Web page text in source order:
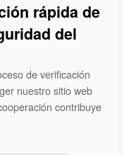
rápida de
del
de verificación
nuestro sitio web
contribuye